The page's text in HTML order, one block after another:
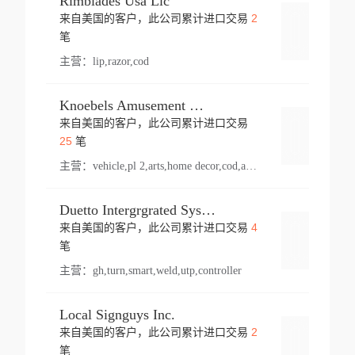
来自美国的客户，此公司累计进口交易 2
笔
主营： lip,razor,cod
Knoebels Amusement Resort
来自美国的客户，此公司累计进口交易
25笔
主营： vehicle,pl 2,arts,home decor,cod,amusement ride,sea
Duetto Intergrgrated Systems Inc.
来自美国的客户，此公司累计进口交易 4
笔
主营： gh,turn,smart,weld,utp,controller
Local Signguys Inc.
来自美国的客户，此公司累计进口交易 2
笔